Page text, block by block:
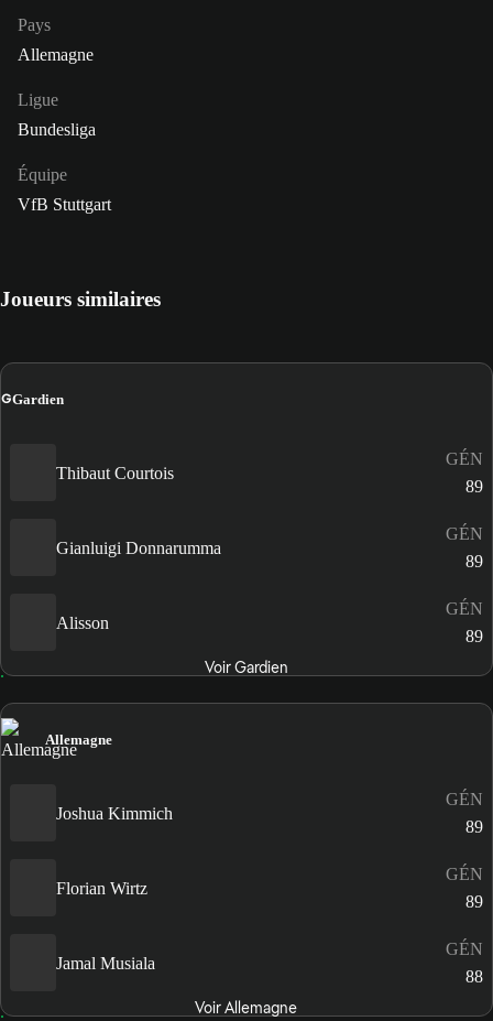
Pays
Allemagne
Ligue
Bundesliga
Équipe
VfB Stuttgart
Joueurs similaires
GGardien
Thibaut Courtois
GÉN
89
Gianluigi Donnarumma
GÉN
89
Alisson
GÉN
89
Voir Gardien
Allemagne
Joshua Kimmich
GÉN
89
Florian Wirtz
GÉN
89
Jamal Musiala
GÉN
88
Voir Allemagne